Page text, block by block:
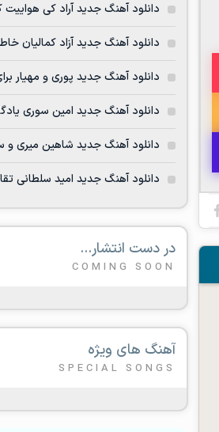
دانلود آهنگ جدید آراد کی هواییت
دانلود آهنگ جدید آزاد کمالیان
دانلود آهنگ جدید پوری و مهیار
دانلود آهنگ جدید امین سوری
دانلود آهنگ جدید شاهین میری و
دانلود آهنگ جدید امید سلطانی
در دست انتشار...
COMING SOON
آهنگ های ویژه
SPECIAL SONGS